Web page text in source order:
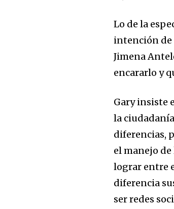
Lo de la
intención de
Jimena
encararlo y
Gary insiste
la
diferencias,
el manejo
lograr entre
diferencia
ser redes